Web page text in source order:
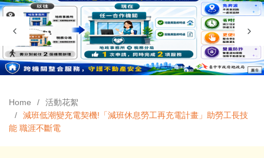
Home
活動花絮
減班低潮變充電契機!「減班休息勞工再充電計畫」助勞工長技
能 職涯不斷電